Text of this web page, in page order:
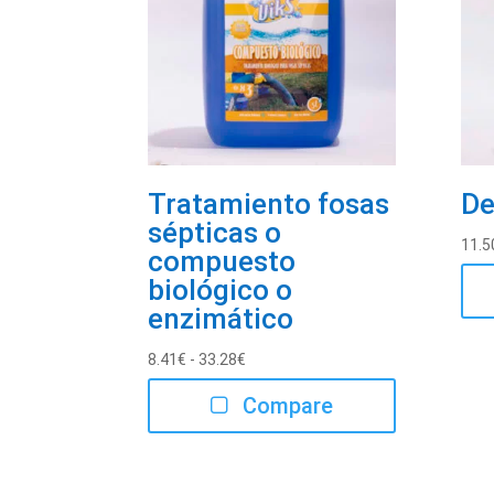
Tratamiento fosas
sépticas o
compuesto
biológico o
enzimático
8.41€ - 33.28€
de
precios:
desde
Compare